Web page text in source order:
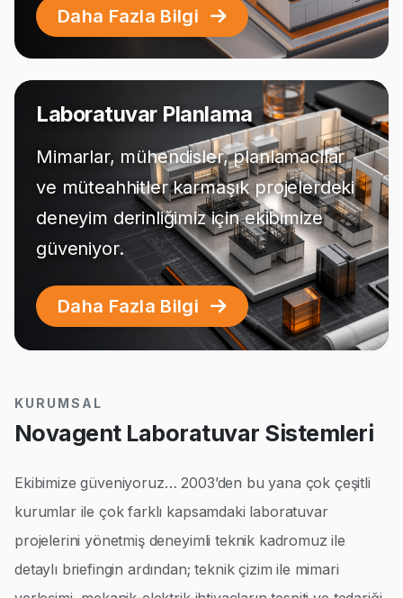
Daha Fazla Bilgi
Laboratuvar Planlama
Mimarlar, mühendisler, planlamacılar
ve müteahhitler karmaşık projelerdeki
deneyim derinliğimiz için ekibimize
güveniyor.
Daha Fazla Bilgi
KURUMSAL
Novagent Laboratuvar Sistemleri
Ekibimize güveniyoruz… 2003’den bu yana çok çeşitli
kurumlar ile çok farklı kapsamdaki laboratuvar
projelerini yönetmiş deneyimli teknik kadromuz ile
detaylı briefingin ardından; teknik çizim ile mimari